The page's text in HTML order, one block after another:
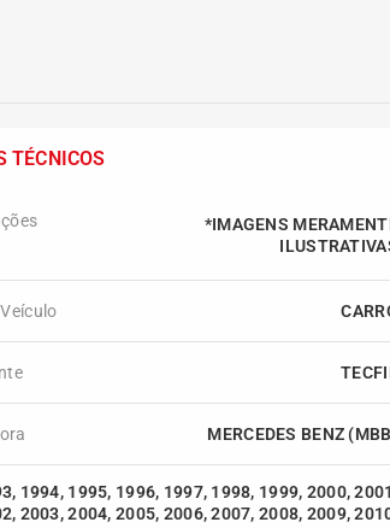
TÉCNICOS
*IMAGENS
MERCEDES BENZ
1994, 1995, 1996, 1997, 1998, 1999, 2000,
2003, 2004, 2005, 2006, 2007, 2008, 2009,